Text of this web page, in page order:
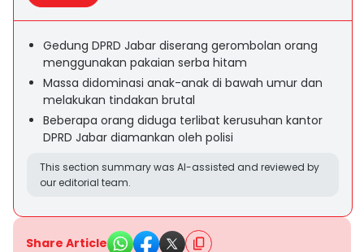
Gedung DPRD Jabar diserang gerombolan orang
menggunakan pakaian serba hitam
Massa didominasi anak-anak di bawah umur dan
melakukan tindakan brutal
Beberapa orang diduga terlibat kerusuhan kantor
DPRD Jabar diamankan oleh polisi
This section summary was AI-assisted and reviewed by
our editorial team.
Share Article